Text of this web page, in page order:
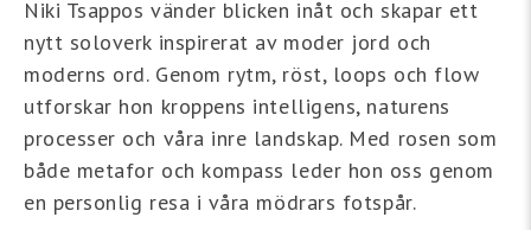
Niki Tsappos vänder blicken inåt och skapar ett
nytt soloverk inspirerat av moder jord och
moderns ord. Genom rytm, röst, loops och flow
utforskar hon kroppens intelligens, naturens
processer och våra inre landskap. Med rosen som
både metafor och kompass leder hon oss genom
en personlig resa i våra mödrars fotspår.